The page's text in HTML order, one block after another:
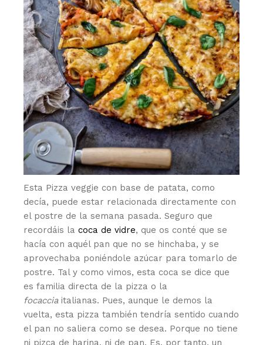
Esta Pizza veggie con base de patata, como
decía, puede estar relacionada directamente con
el postre de la semana pasada. Seguro que
recordáis lacoca de vidre, que os conté que se
hacía con aquél pan que no se hinchaba, y se
aprovechaba poniéndole azúcar para tomarlo de
postre. Tal y como vimos, esta coca se dice que
es familia directa de la pizza o la
focacciaitalianas. Pues, aunque le demos la
vuelta, esta pizza también tendría sentido cuando
el pan no saliera como se desea. Porque no tiene
ni pizca de harina, ni de pan. Es, por tanto, un